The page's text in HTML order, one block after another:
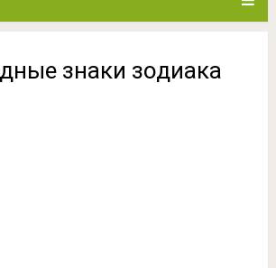
знаки зодиака